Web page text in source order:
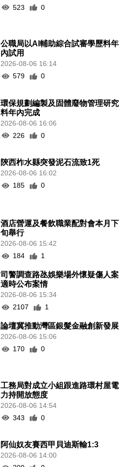
523 0
公職局以AI輔助綜合試審學歷料年
內試用
2026-08-06 16:14
579
0
環保規劃編製及固體廢物管理研究
料年內完成
2026-08-06 16:06
226
0
陝西柞水縣突發泥石流致1死
2026-08-06 16:02
185
0
酒店營運及餐飲職業配對會本月下
旬舉行
2026-08-06 15:42
184
1
司警調查路氹娛樂場外懷疑傷人案
適時公布案情
2026-08-06 15:34
2107
1
論壇冀推動灣區銀髮金融創新發展
2026-08-06 15:06
170
0
工務局對成立小組跟進路環村屋電
力持開放態度
2026-08-06 14:54
343
0
阿仙奴友賽西甲貝迪斯輸1:3
2026-08-06 14:00